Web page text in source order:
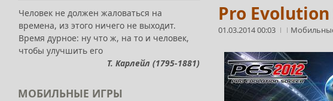
Pro Evolution
01.03.2014 00:03
Человек не должен жаловаться на
времена, из этого ничего не выходит.
Время дурное: ну что ж, на то и человек,
чтобы улучшить его
Т. Карлейл (1795-1881)
МОБИЛЬНЫЕ ИГРЫ